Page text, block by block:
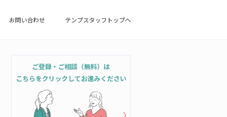
お問い合わせ テンプスタッフトップへ
ご登録・ご相談（無料）は
こちらをクリックしてお進みください